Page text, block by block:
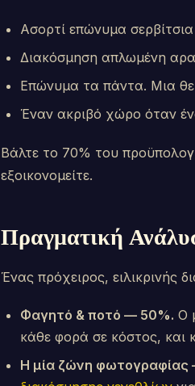
Ασορτί επώνυμα
Διακόσμηση απλωμένη
Επώνυμα τα πάντα. Μια
Έναν ακριβό χώρο όταν
Βάλτε το 70% του
εξοικονομείτε.
Πραγματική
Ένας πρόχειρος, ειλικρινής
Φαγητό & ποτό — 50%. Ο
κάθε φορά σε κόστος, και
Η μία ζώνη φωτογραφίας